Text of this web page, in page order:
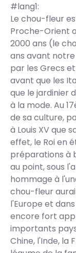
#lang1:
Le chou-fleur
Proche-Orient
2000 ans (le
ans avant
par les Grecs
avant que les
que le jardinier
à la mode. Au
de sa culture,
à Louis XV que
effet, le Roi en
préparations à
au point, sous
hommage à
chou-fleur
l'Europe et
encore fort
importants
Chine, l'Inde, la